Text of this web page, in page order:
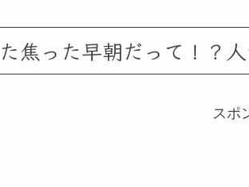
焦った早朝だって！？
スポ